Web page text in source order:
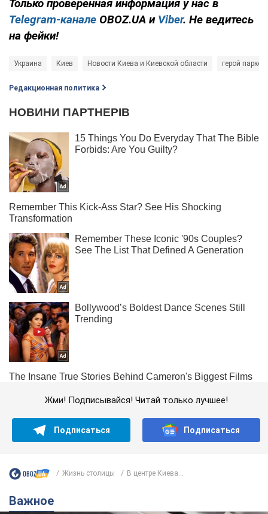
Только проверенная информация у нас в
Telegram-канале OBOZ.UA и Viber. Не ведитесь
на фейки!
Украина Киев Новости Киева и Киевской области герой
Редакционная политика
Жми! Подписывайся! Читай только лучшее!
Подписаться Подписаться
Жизнь столицы В центре Киева...
Важное